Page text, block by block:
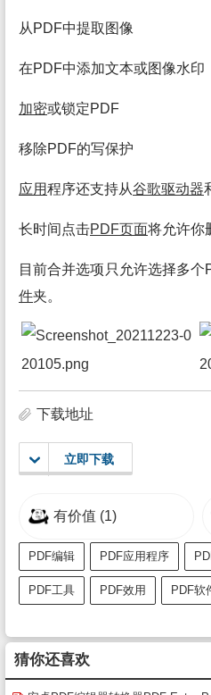
从PDF中提取图像
在PDF中添加文本或图像水印
加密或锁定PDF
移除PDF的写保护
应用程序还支持从谷歌驱动器
长时间点击PDF页面将允许你
目前合并选项只允许选择多
件夹。
下载地址
立即下载
有价值 (1)
PDF编辑 PDF应用程序
PDF工具 PDF效用 PDF软
猜你还喜欢